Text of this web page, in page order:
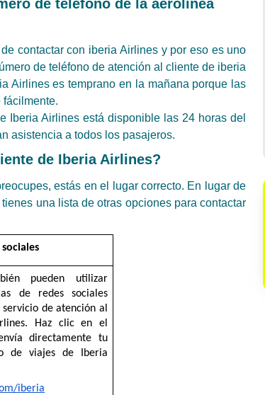
de teléfono de la aerolínea
contactar con iberia Airlines y por eso es uno
de teléfono de atención al cliente de iberia
Airlines es temprano en la mañana porque las
fácilmente.
Iberia Airlines está disponible las 24 horas del
asistencia a todos los pasajeros.
de Iberia Airlines?
estás en el lugar correcto. En lugar de
una lista de otras opciones para contactar
pueden utilizar
de redes sociales
de atención al
Haz clic en el
directamente tu
de viajes de Iberia
iberia